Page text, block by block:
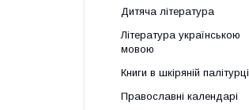
Дитяча література
Література українською
мовою
Книги в шкіряній палітурці
Православні календарі